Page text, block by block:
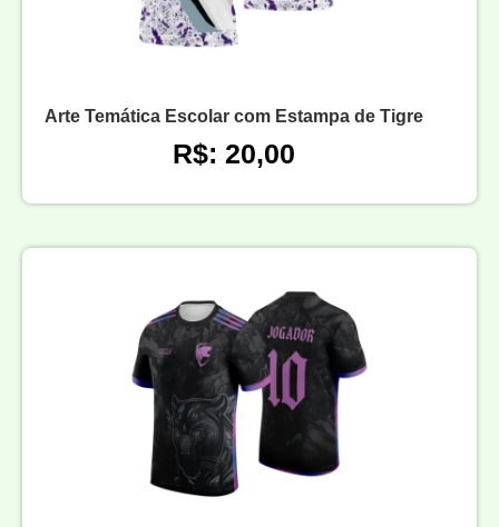
Arte Temática Escolar com Estampa de Tigre
R$: 20,00